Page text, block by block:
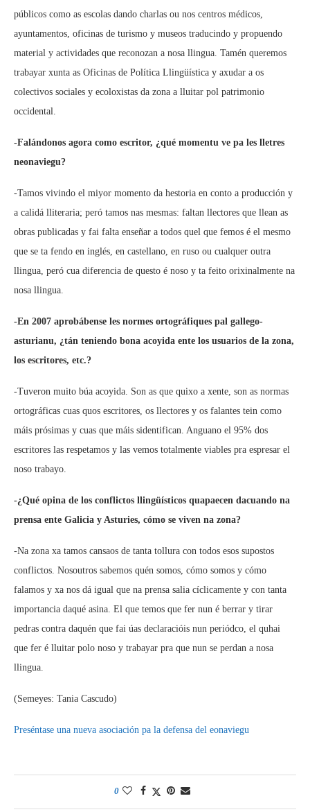
públicos como as escolas dando charlas ou nos centros médicos,
ayuntamentos, oficinas de turismo y museos traducindo y propuendo
material y actividades que reconozan a nosa llingua. Tamén queremos
trabayar xunta as Oficinas de Política Llingüística y axudar a os
colectivos sociales y ecoloxistas da zona a lluitar pol patrimonio
occidental.
-Falándonos agora como escritor, ¿qué momentu ve pa les lletres
neonaviegu?
-Tamos vivindo el miyor momento da hestoria en conto a producción y
a calidá lliteraria; peró tamos nas mesmas: faltan llectores que llean as
obras publicadas y fai falta enseñar a todos quel que femos é el mesmo
que se ta fendo en inglés, en castellano, en ruso ou cualquer outra
llingua, peró cua diferencia de questo é noso y ta feito orixinalmente na
nosa llingua.
-En 2007 aprobábense les normes ortográfiques pal gallego-
asturianu, ¿tán teniendo bona acoyida ente los usuarios de la zona,
los escritores, etc.?
-Tuveron muito búa acoyida. Son as que quixo a xente, son as normas
ortográficas cuas quos escritores, os llectores y os falantes tein como
máis prósimas y cuas que máis sidentifican. Anguano el 95% dos
escritores las respetamos y las vemos totalmente viables pra espresar el
noso trabayo.
-¿Qué opina de los conflictos llingüísticos quapaecen dacuando na
prensa ente Galicia y Asturies, cómo se viven na zona?
-Na zona xa tamos cansaos de tanta tollura con todos esos supostos
conflictos. Nosoutros sabemos quén somos, cómo somos y cómo
falamos y xa nos dá igual que na prensa salia cíclicamente y con tanta
importancia daqué asina. El que temos que fer nun é berrar y tirar
pedras contra daquén que fai úas declaracióis nun periódco, el quhai
que fer é lluitar polo noso y trabayar pra que nun se perdan a nosa
llingua.
(Semeyes: Tania Cascudo)
Preséntase una nueva asociación pa la defensa del eonaviegu
0